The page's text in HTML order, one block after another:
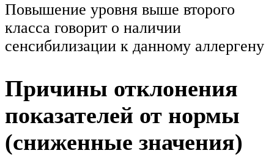
Повышение уровня выше второго
класса говорит о наличии
сенсибилизации к данному аллергену
Причины отклонения
показателей от нормы
(сниженные значения)